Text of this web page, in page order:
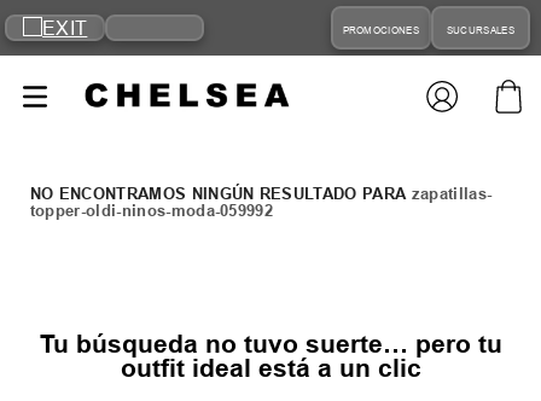
PROMOCIONES SUCURSALES
zapatillas-
topper-oldi-ninos-moda-059992
Tu búsqueda no tuvo suerte… pero tu
outfit ideal está a un clic